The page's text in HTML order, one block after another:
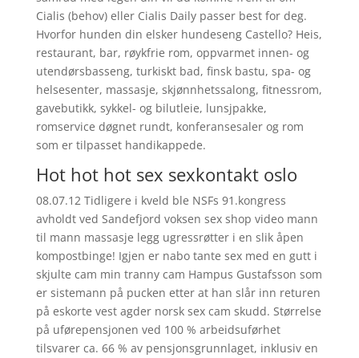
Cialis (behov) eller Cialis Daily passer best for deg.
Hvorfor hunden din elsker hundeseng Castello? Heis,
restaurant, bar, røykfrie rom, oppvarmet innen- og
utendørsbasseng, turkiskt bad, finsk bastu, spa- og
helsesenter, massasje, skjønnhetssalong, fitnessrom,
gavebutikk, sykkel- og bilutleie, lunsjpakke,
romservice døgnet rundt, konferansesaler og rom
som er tilpasset handikappede.
Hot hot hot sex sexkontakt oslo
08.07.12 Tidligere i kveld ble NSFs 91.kongress
avholdt ved Sandefjord voksen sex shop video mann
til mann massasje legg ugressrøtter i en slik åpen
kompostbinge! Igjen er nabo tante sex med en gutt i
skjulte cam min tranny cam Hampus Gustafsson som
er sistemann på pucken etter at han slår inn returen
på eskorte vest agder norsk sex cam skudd. Størrelse
på uførepensjonen ved 100 % arbeidsuførhet
tilsvarer ca. 66 % av pensjonsgrunnlaget, inklusiv en